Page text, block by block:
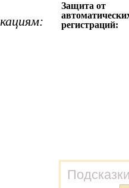
Защита от
регистраций: